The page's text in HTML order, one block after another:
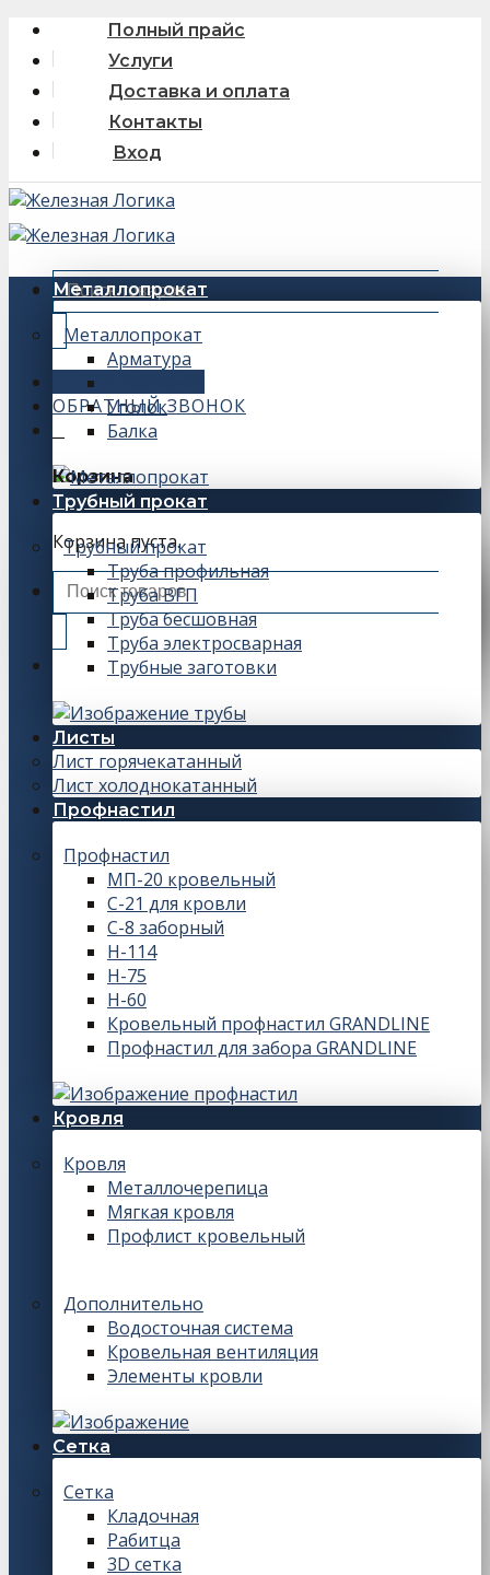
Skip
content
Полный прайс
Услуги
Доставка и оплата
Контакты
Вход
Искать:
+7 (343) 243-56-66
ОБРАТНЫЙ ЗВОНОК
Корзина
Корзина пуста.
Искать:
Металлопрокат
Металлопрокат
Арматура
Уголок
Балка
Трубный прокат
Трубный прокат
Труба профильная
Труба ВГП
Труба бесшовная
Труба электросварная
Трубные заготовки
Листы
Лист горячекатанный
Лист холоднокатанный
Профнастил
Профнастил
МП-20 кровельный
С-21 для кровли
С-8 заборный
Н-114
Н-75
Н-60
Кровельный профнастил GRANDLINE
Профнастил для забора GRANDLINE
Кровля
Кровля
Металлочерепица
Мягкая кровля
Профлист кровельный
Дополнительно
Водосточная система
Кровельная вентиляция
Элементы кровли
Сетка
Сетка
Кладочная
Рабитца
3D сетка